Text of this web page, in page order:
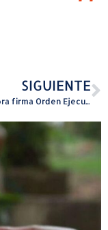
SIGUIENTE
Gobernadora firma Orden Ejecutiva para impulsar el reshoring y fortalecer la manufactura en Puerto Rico